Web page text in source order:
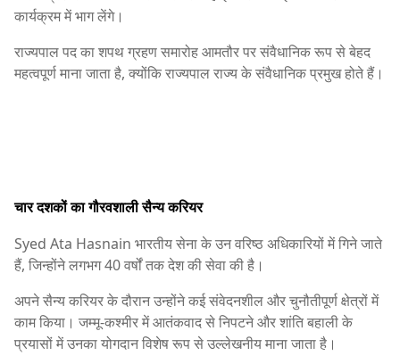
कार्यक्रम में भाग लेंगे।
राज्यपाल पद का शपथ ग्रहण समारोह आमतौर पर संवैधानिक रूप से बेहद
महत्वपूर्ण माना जाता है, क्योंकि राज्यपाल राज्य के संवैधानिक प्रमुख होते हैं।
चार दशकों का गौरवशाली सैन्य करियर
Syed Ata Hasnain भारतीय सेना के उन वरिष्ठ अधिकारियों में गिने जाते
हैं, जिन्होंने लगभग 40 वर्षों तक देश की सेवा की है।
अपने सैन्य करियर के दौरान उन्होंने कई संवेदनशील और चुनौतीपूर्ण क्षेत्रों में
काम किया। जम्मू-कश्मीर में आतंकवाद से निपटने और शांति बहाली के
प्रयासों में उनका योगदान विशेष रूप से उल्लेखनीय माना जाता है।